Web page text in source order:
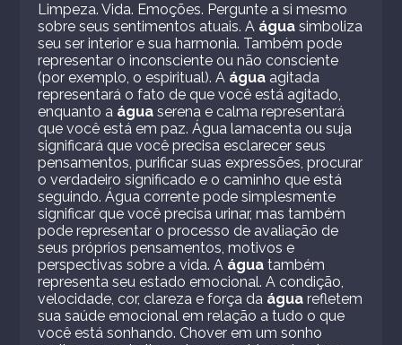
Limpeza. Vida. Emoções. Pergunte a si mesmo
sobre seus sentimentos atuais. A água simboliza
seu ser interior e sua harmonia. Também pode
representar o inconsciente ou não consciente
(por exemplo, o espiritual). A água agitada
representará o fato de que você está agitado,
enquanto a água serena e calma representará
que você está em paz. Água lamacenta ou suja
significará que você precisa esclarecer seus
pensamentos, purificar suas expressões, procurar
o verdadeiro significado e o caminho que está
seguindo. Água corrente pode simplesmente
significar que você precisa urinar, mas também
pode representar o processo de avaliação de
seus próprios pensamentos, motivos e
perspectivas sobre a vida. A água também
representa seu estado emocional. A condição,
velocidade, cor, clareza e força da água refletem
sua saúde emocional em relação a tudo o que
você está sonhando. Chover em um sonho